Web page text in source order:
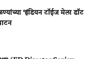
‘इंडियन टॉईज मेला डॉट